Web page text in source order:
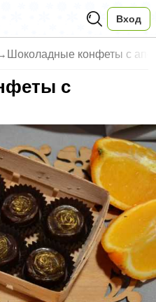
Вход
Шоколадные конфеты с
с